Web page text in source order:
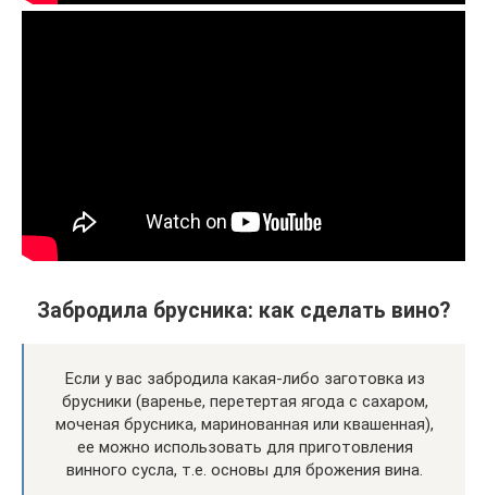
Забродила брусника: как сделать вино?
Если у вас забродила какая-либо заготовка из
брусники (варенье, перетертая ягода с сахаром,
моченая брусника, маринованная или квашенная),
ее можно использовать для приготовления
винного сусла, т.е. основы для брожения вина.